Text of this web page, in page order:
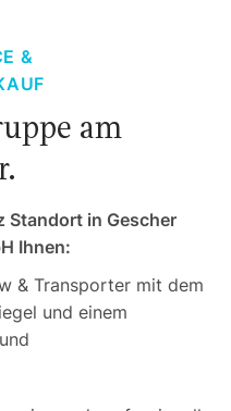
&
am
Standort in Gescher
Ihnen:
& Transporter mit dem
und einem